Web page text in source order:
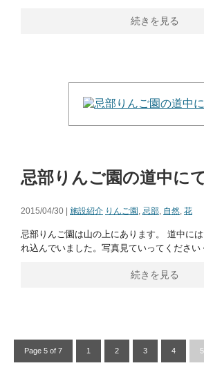
続きを見る
忌部りんご園の道中にて
2015/04/30 | 施設紹介 りんご園 , 忌部, 自然, 花
忌部りんご園は山の上にあります。 道中に
れ込んでいました。写真見ていってくださ
続きを見る
Page 5 of 7 1 2 3 4 5